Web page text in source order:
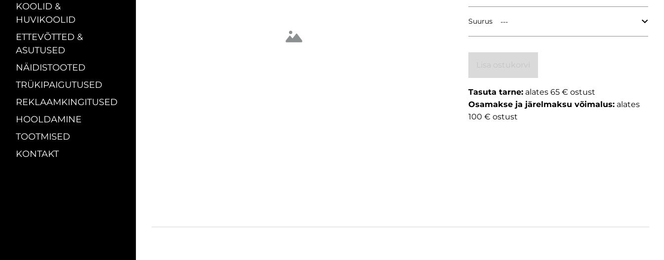
KOOLID &
HUVIKOOLID
ETTEVÕTTED &
ASUTUSED
NÄIDISTOOTED
TRÜKIPAIGUTUSED
REKLAAMKINGITUSED
HOOLDAMINE
TOOTMISED
KONTAKT
Suurus
Tasuta tarne: alates 65 € ostust
Osamakse ja järelmaksu võimalus: alates
100 € ostust